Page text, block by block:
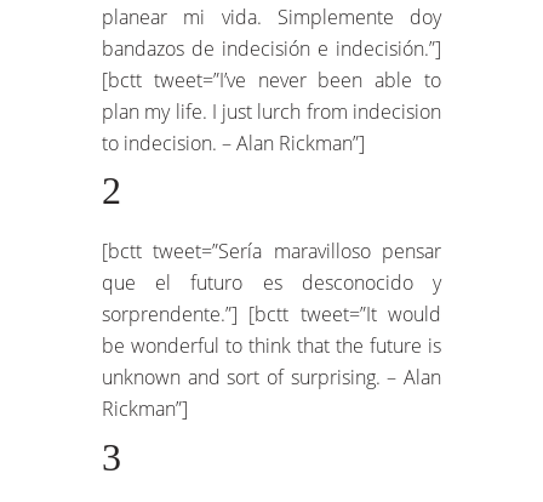
planear mi vida. Simplemente doy
bandazos de indecisión e indecisión.”]
[bctt tweet=”I’ve never been able to
plan my life. I just lurch from indecision
to indecision. – Alan Rickman”]
2
[bctt tweet=”Sería maravilloso pensar
que el futuro es desconocido y
sorprendente.”] [bctt tweet=”It would
be wonderful to think that the future is
unknown and sort of surprising. – Alan
Rickman”]
3